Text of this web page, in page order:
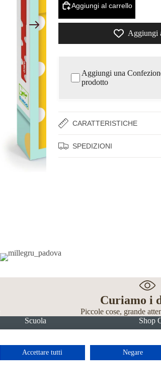
Aggiungi al carrello
Aggiungi
Aggiungi una
prodotto
CARATTERISTICHE
SPEDIZIONI
Curiamo i
Piccole cose, grande
Scuola Shop
Accettare tutti Negare